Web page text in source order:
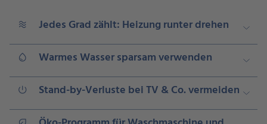
airwave Jedes Grad zählt: Heizung runter drehen
water_drop Warmes Wasser sparsam verwenden
power_rounded Stand-by-Verluste bei TV & Co. vermeiden